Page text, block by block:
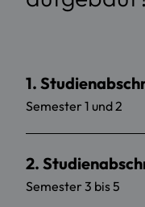
1.
Semester 1 und 2
2.
Semester 3 bis 5